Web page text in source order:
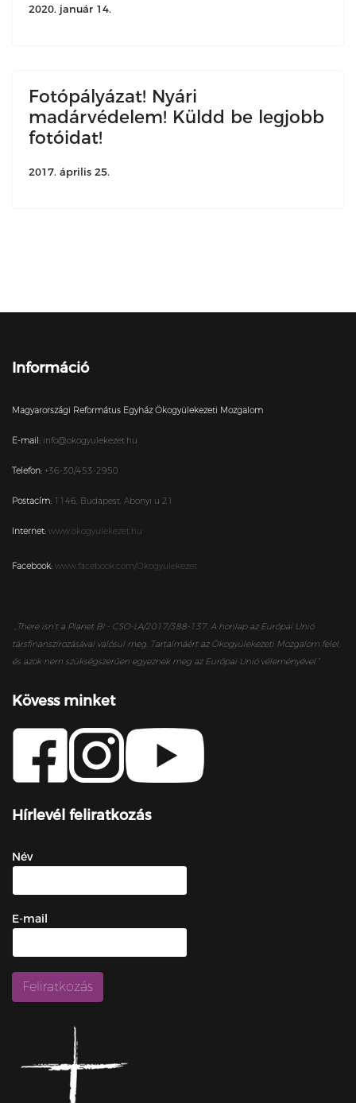
2020. január 14.
Fotópályázat! Nyári
madárvédelem! Küldd be legjobb
fotóidat!
2017. április 25.
Információ
Magyarországi Református Egyház Ökogyülekezeti Mozgalom
E-mail: info@okogyulekezet.hu
Telefon: +36-30/453-2950
Postacím: 1146, Budapest, Abonyi u 21.
Internet: www.okogyulekezet.hu
Facebook: www.facebook.com/Okogyulekezet
„ There isn’t a Planet B! - CSO-LA/2017/388-137. A honlap az Európai Unió
társfinanszírozásával valósul meg. Tartalmáért az Ökogyülekezeti Mozgalom felel,
és azok nem szükségszerűen egyeznek meg az Európai Unió véleményével.”
Kövess minket
Hírlevél feliratkozás
Név
E-mail